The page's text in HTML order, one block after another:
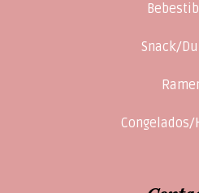
Snack/
Congelados/